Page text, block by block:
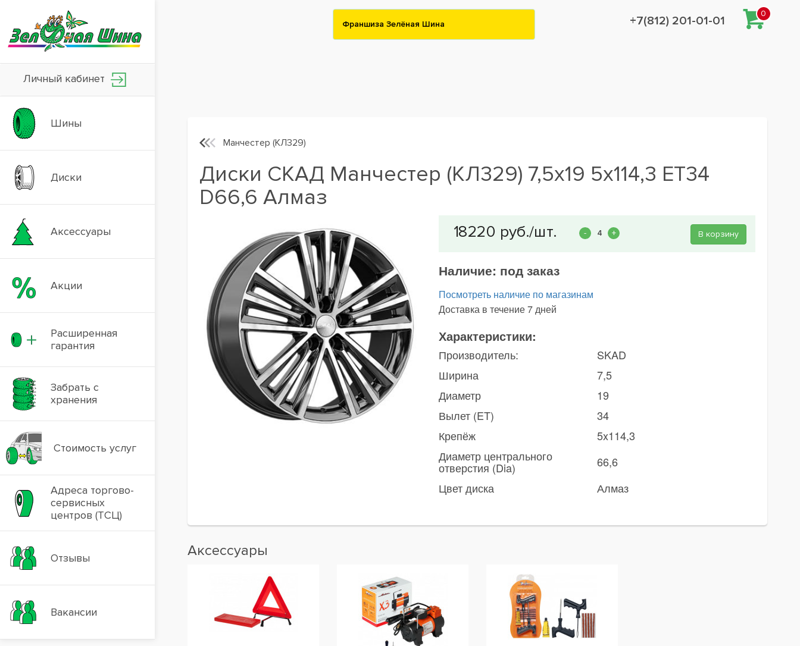
Личный кабинет
Шины
Диски
Аксессуары
Акции
Расширенная
гарантия
Забрать с
хранения
Стоимость услуг
Адреса торгово-
сервисных
центров (ТСЦ)
Отзывы
Вакансии
Франшиза Зелёная Шина +7(812) 201-01-01
0
Манчестер (КЛ329)
Диски СКАД Манчестер (КЛ329) 7,5x19 5x114,3 ET34
D66,6 Алмаз
В корзину
Наличие: под заказ
Посмотреть наличие по магазинам
Доставка в течение 7 дней
Характеристики:
Производитель:
SKAD
Ширина
7,5
Диаметр
19
Вылет (ET)
34
Крепёж
5x114,3
Диаметр центрального
отверстия (Dia)
66,6
Цвет диска
Алмаз
Аксессуары